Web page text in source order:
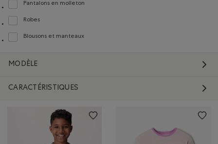
Pantalons en molleton
Classer selon Type de produit : Pantalons en molleton(Sweatpants)
Robes
Classer selon Type de produit : Robes(Dresses)
Blousons et manteaux
Classer selon Type de produit : Blousons et manteaux(Jackets & Coats)
MODÈLE
CARACTÉRISTIQUES